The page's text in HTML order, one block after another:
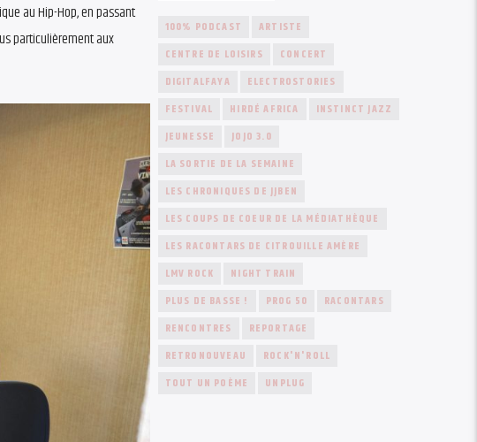
au Hip-Hop, en passant
particulièrement aux
100% PODCAST
ARTISTE
CENTRE DE LOISIRS
CONCERT
DIGITALFAYA
ELECTROSTORIES
FESTIVAL
HIRDÉ AFRICA
INSTINCT JAZZ
JEUNESSE
JOJO 3.0
LA SORTIE DE LA SEMAINE
LES CHRONIQUES DE JJBEN
LES COUPS DE COEUR DE LA MÉDIATHÈQUE
LES RACONTARS DE CITROUILLE AMÈRE
LMV ROCK
NIGHT TRAIN
PLUS DE BASSE !
PROG 50
RACONTARS
RENCONTRES
REPORTAGE
RETRONOUVEAU
ROCK'N'ROLL
TOUT UN POÈME
UNPLUG